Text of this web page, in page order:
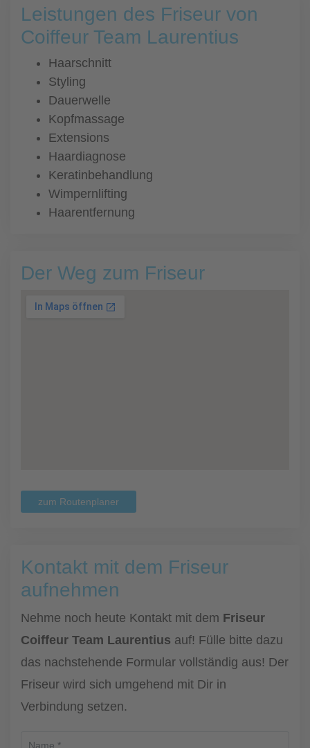
Leistungen des Friseur von
Coiffeur Team Laurentius
Haarschnitt
Styling
Dauerwelle
Kopfmassage
Extensions
Haardiagnose
Keratinbehandlung
Wimpernlifting
Haarentfernung
Der Weg zum Friseur
zum Routenplaner
Kontakt mit dem Friseur
aufnehmen
Nehme noch heute Kontakt mit dem Friseur
Coiffeur Team Laurentius auf! Fülle bitte dazu
das nachstehende Formular vollständig aus! Der
Friseur wird sich umgehend mit Dir in
Verbindung setzen.